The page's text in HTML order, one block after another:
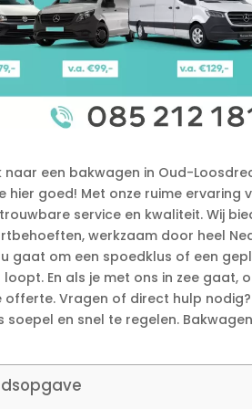
naar een bakwagen in Oud-
hier goed! Met onze ruime
service en kwaliteit.​ Wij
werkzaam door heel
gaat om een spoedklus of een
En als je met ons in zee gaat,
offerte.​ Vragen of direct hulp
soepel en snel te regelen.​